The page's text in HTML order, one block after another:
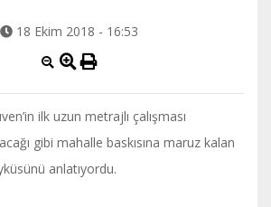
18 Ekim 2018 - 16:53
ilk uzun metrajlı çalışması
gibi mahalle baskısına maruz kalan
anlatıyordu.